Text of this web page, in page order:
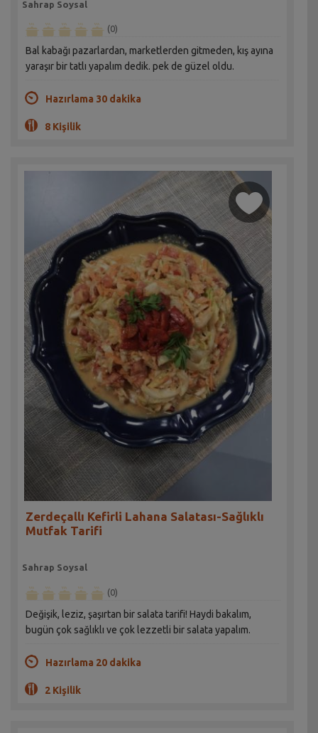
Sahrap Soysal
(0)
Bal kabağı pazarlardan, marketlerden gitmeden, kış ayına
yaraşır bir tatlı yapalım dedik. pek de güzel oldu.
Hazırlama 30 dakika
8 Kişilik
Zerdeçallı Kefirli Lahana Salatası-Sağlıklı
Mutfak Tarifi
Sahrap Soysal
(0)
Değişik, leziz, şaşırtan bir salata tarifi! Haydi bakalım,
bugün çok sağlıklı ve çok lezzetli bir salata yapalım.
Hazırlama 20 dakika
2 Kişilik